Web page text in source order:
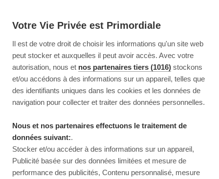
Votre Vie Privée est Primordiale
Il est de votre droit de choisir les informations qu'un site web
peut stocker et auxquelles il peut avoir accès. Avec votre
autorisation, nous et nos partenaires tiers (1016) stockons
et/ou accédons à des informations sur un appareil, telles que
des identifiants uniques dans les cookies et les données de
navigation pour collecter et traiter des données personnelles.
Nous et nos partenaires effectuons le traitement de
données suivant:.
Stocker et/ou accéder à des informations sur un appareil,
Publicité basée sur des données limitées et mesure de
performance des publicités, Contenu personnalisé, mesure